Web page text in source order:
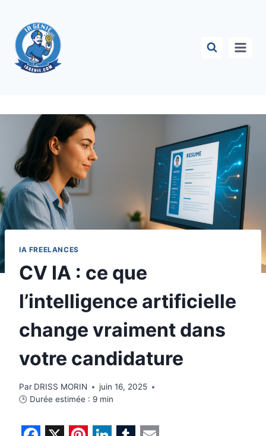
contenu
IA FREELANCES
CV IA : ce que
l’intelligence artificielle
change vraiment dans
votre candidature
Par DRISS MORIN
juin 16, 2025
🕒 Durée estimée : 9 min